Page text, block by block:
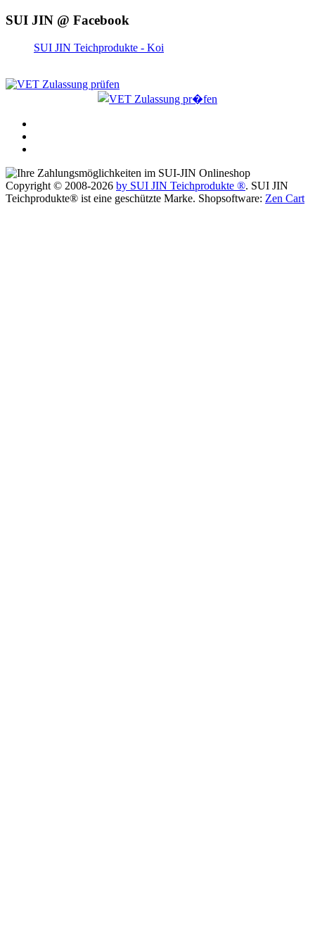
SUI JIN @ Facebook
SUI JIN Teichprodukte - Koi
Copyright © 2008-2026 by SUI JIN Teichprodukte ®. SUI JIN
Teichprodukte® ist eine geschützte Marke. Shopsoftware: Zen Cart